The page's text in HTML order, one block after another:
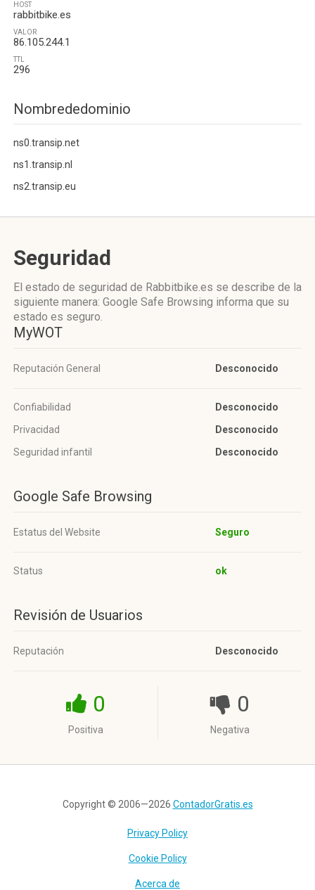
HOST
rabbitbike.es
VALOR
86.105.244.1
TTL
296
Nombrededominio
ns0.transip.net
ns1.transip.nl
ns2.transip.eu
Seguridad
El estado de seguridad de Rabbitbike.es se describe de la
siguiente manera: Google Safe Browsing informa que su
estado es seguro.
MyWOT
Reputación General Desconocido
Confiabilidad
Desconocido
Privacidad
Desconocido
Seguridad infantil
Desconocido
Google Safe Browsing
Estatus del Website Seguro
Status ok
Revisión de Usuarios
Reputación Desconocido
0
Positiva
0
Negativa
Copyright © 2006—2026 ContadorGratis.es
Privacy Policy
Cookie Policy
Acerca de